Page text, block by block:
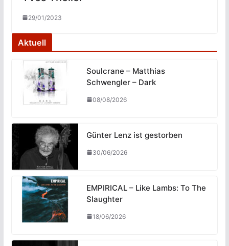
29/01/2023
Aktuell
Soulcrane – Matthias
Schwengler – Dark
08/08/2026
Günter Lenz ist gestorben
30/06/2026
EMPIRICAL – Like Lambs: To The
Slaughter
18/06/2026